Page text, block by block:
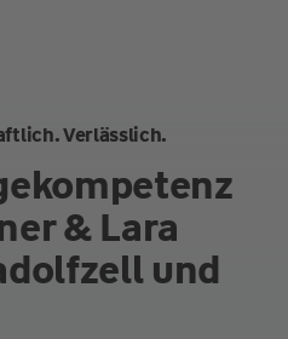
Verlässlich.
& Lara
und